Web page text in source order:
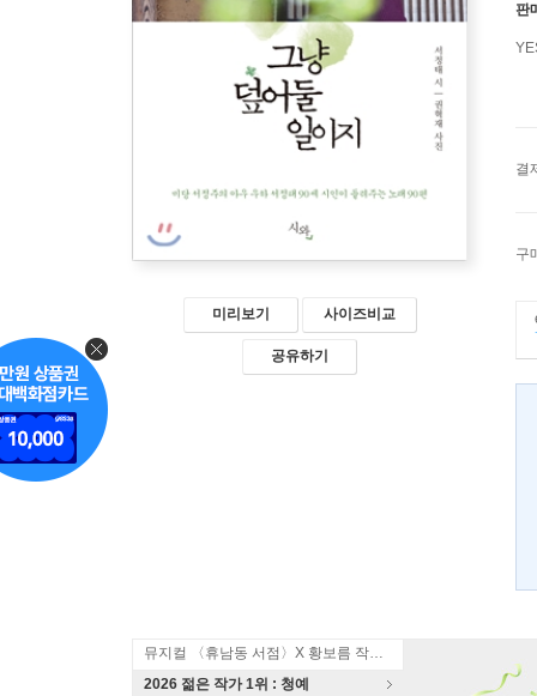
미리보기 사이즈비교
공유하기
판
결
구
뮤지컬 〈휴남동 서점〉X 황보름 작가 북토크
2026 젊은 작가 1위 : 청예